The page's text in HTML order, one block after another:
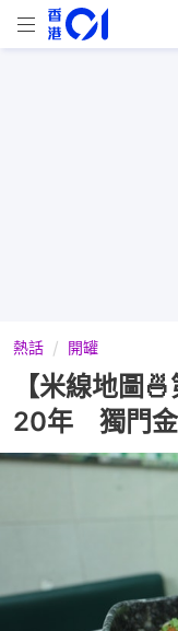
熱話 開罐
【米線地圖
20年 獨門